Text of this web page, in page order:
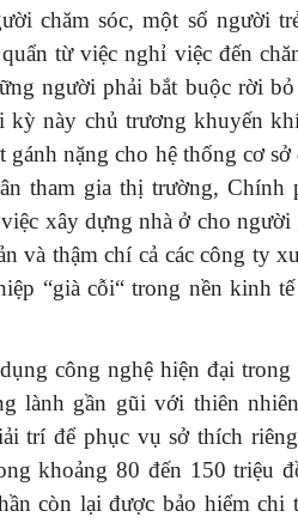
chăm sóc, một số người
từ việc nghỉ việc đến
người phải bắt buộc rời bỏ
này chủ trương khuyến
gánh nặng cho hệ thống cơ
tham gia thị trường, Chính
xây dựng nhà ở cho
và thậm chí cả các công ty
“già cỗi“ trong nền kinh
công nghệ hiện đại trong
lành gần gũi với thiên
trí để phục vụ sở thích
khoảng 80 đến 150 triệu
còn lại được bảo hiểm